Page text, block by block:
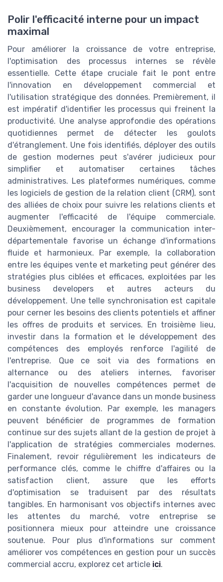
Polir l'efficacité interne pour un impact
maximal
Pour améliorer la croissance de votre entreprise,
l'optimisation des processus internes se révèle
essentielle. Cette étape cruciale fait le pont entre
l'innovation en développement commercial et
l'utilisation stratégique des données. Premièrement, il
est impératif d'identifier les processus qui freinent la
productivité. Une analyse approfondie des opérations
quotidiennes permet de détecter les goulots
d'étranglement. Une fois identifiés, déployer des outils
de gestion modernes peut s'avérer judicieux pour
simplifier et automatiser certaines tâches
administratives. Les plateformes numériques, comme
les logiciels de gestion de la relation client (CRM), sont
des alliées de choix pour suivre les relations clients et
augmenter l'efficacité de l'équipe commerciale.
Deuxièmement, encourager la communication inter-
départementale favorise un échange d'informations
fluide et harmonieux. Par exemple, la collaboration
entre les équipes vente et marketing peut générer des
stratégies plus ciblées et efficaces, exploitées par les
business developers et autres acteurs du
développement. Une telle synchronisation est capitale
pour cerner les besoins des clients potentiels et affiner
les offres de produits et services. En troisième lieu,
investir dans la formation et le développement des
compétences des employés renforce l'agilité de
l'entreprise. Que ce soit via des formations en
alternance ou des ateliers internes, favoriser
l'acquisition de nouvelles compétences permet de
garder une longueur d'avance dans un monde business
en constante évolution. Par exemple, les managers
peuvent bénéficier de programmes de formation
continue sur des sujets allant de la gestion de projet à
l'application de stratégies commerciales modernes.
Finalement, revoir régulièrement les indicateurs de
performance clés, comme le chiffre d'affaires ou la
satisfaction client, assure que les efforts
d'optimisation se traduisent par des résultats
tangibles. En harmonisant vos objectifs internes avec
les attentes du marché, votre entreprise se
positionnera mieux pour atteindre une croissance
soutenue. Pour plus d'informations sur comment
améliorer vos compétences en gestion pour un succès
commercial accru, explorez cet article ici.